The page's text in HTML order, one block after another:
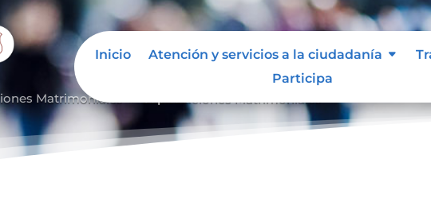
Inicio Atención y servicios a la ciudadanía
Participa
Matrimoniales